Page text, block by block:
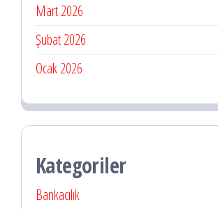
Mart 2026
Şubat 2026
Ocak 2026
Kategoriler
Bankacılık